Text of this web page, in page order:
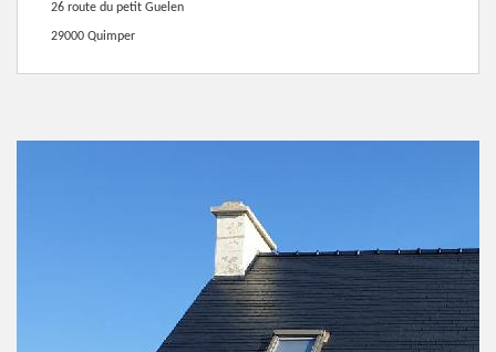
26 route du petit Guelen
29000 Quimper